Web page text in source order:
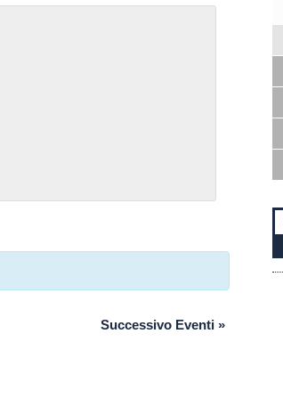
Successivo Eventi »